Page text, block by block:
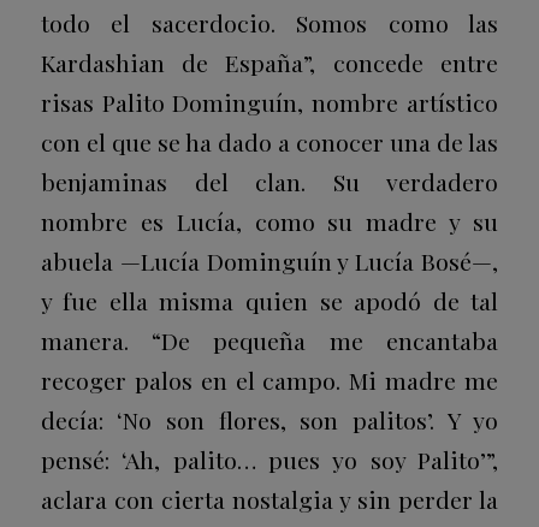
todo el sacerdocio. Somos como las
Kardashian de España”, concede entre
risas Palito Dominguín, nombre artístico
con el que se ha dado a conocer una de las
benjaminas del clan. Su verdadero
nombre es Lucía, como su madre y su
abuela —Lucía Dominguín y Lucía Bosé—,
y fue ella misma quien se apodó de tal
manera. “De pequeña me encantaba
recoger palos en el campo. Mi madre me
decía: ‘No son flores, son palitos’. Y yo
pensé: ‘Ah, palito… pues yo soy Palito’”,
aclara con cierta nostalgia y sin perder la